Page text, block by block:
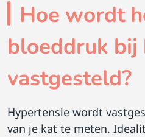
Hoe wordt
bloeddruk bij
vastgesteld?
Hypertensie wordt
van je kat te meten.